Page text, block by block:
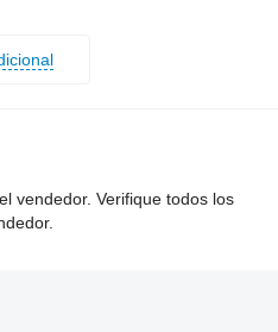
vendedor. Verifique todos los